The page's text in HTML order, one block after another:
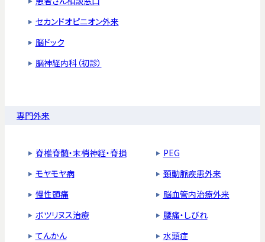
セカンドオピニオン外来
脳ドック
脳神経内科（初診）
専門外来
脊椎脊髄・末梢神経・脊損
モヤモヤ病
慢性頭痛
ボツリヌス治療
てんかん
PEG
頚動脈疾患外来
脳血管内治療外来
腰痛・しびれ
水頭症